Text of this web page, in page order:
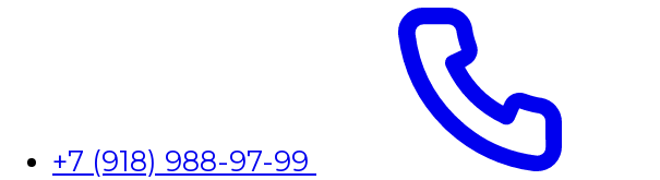
+7 (918) 988-97-99